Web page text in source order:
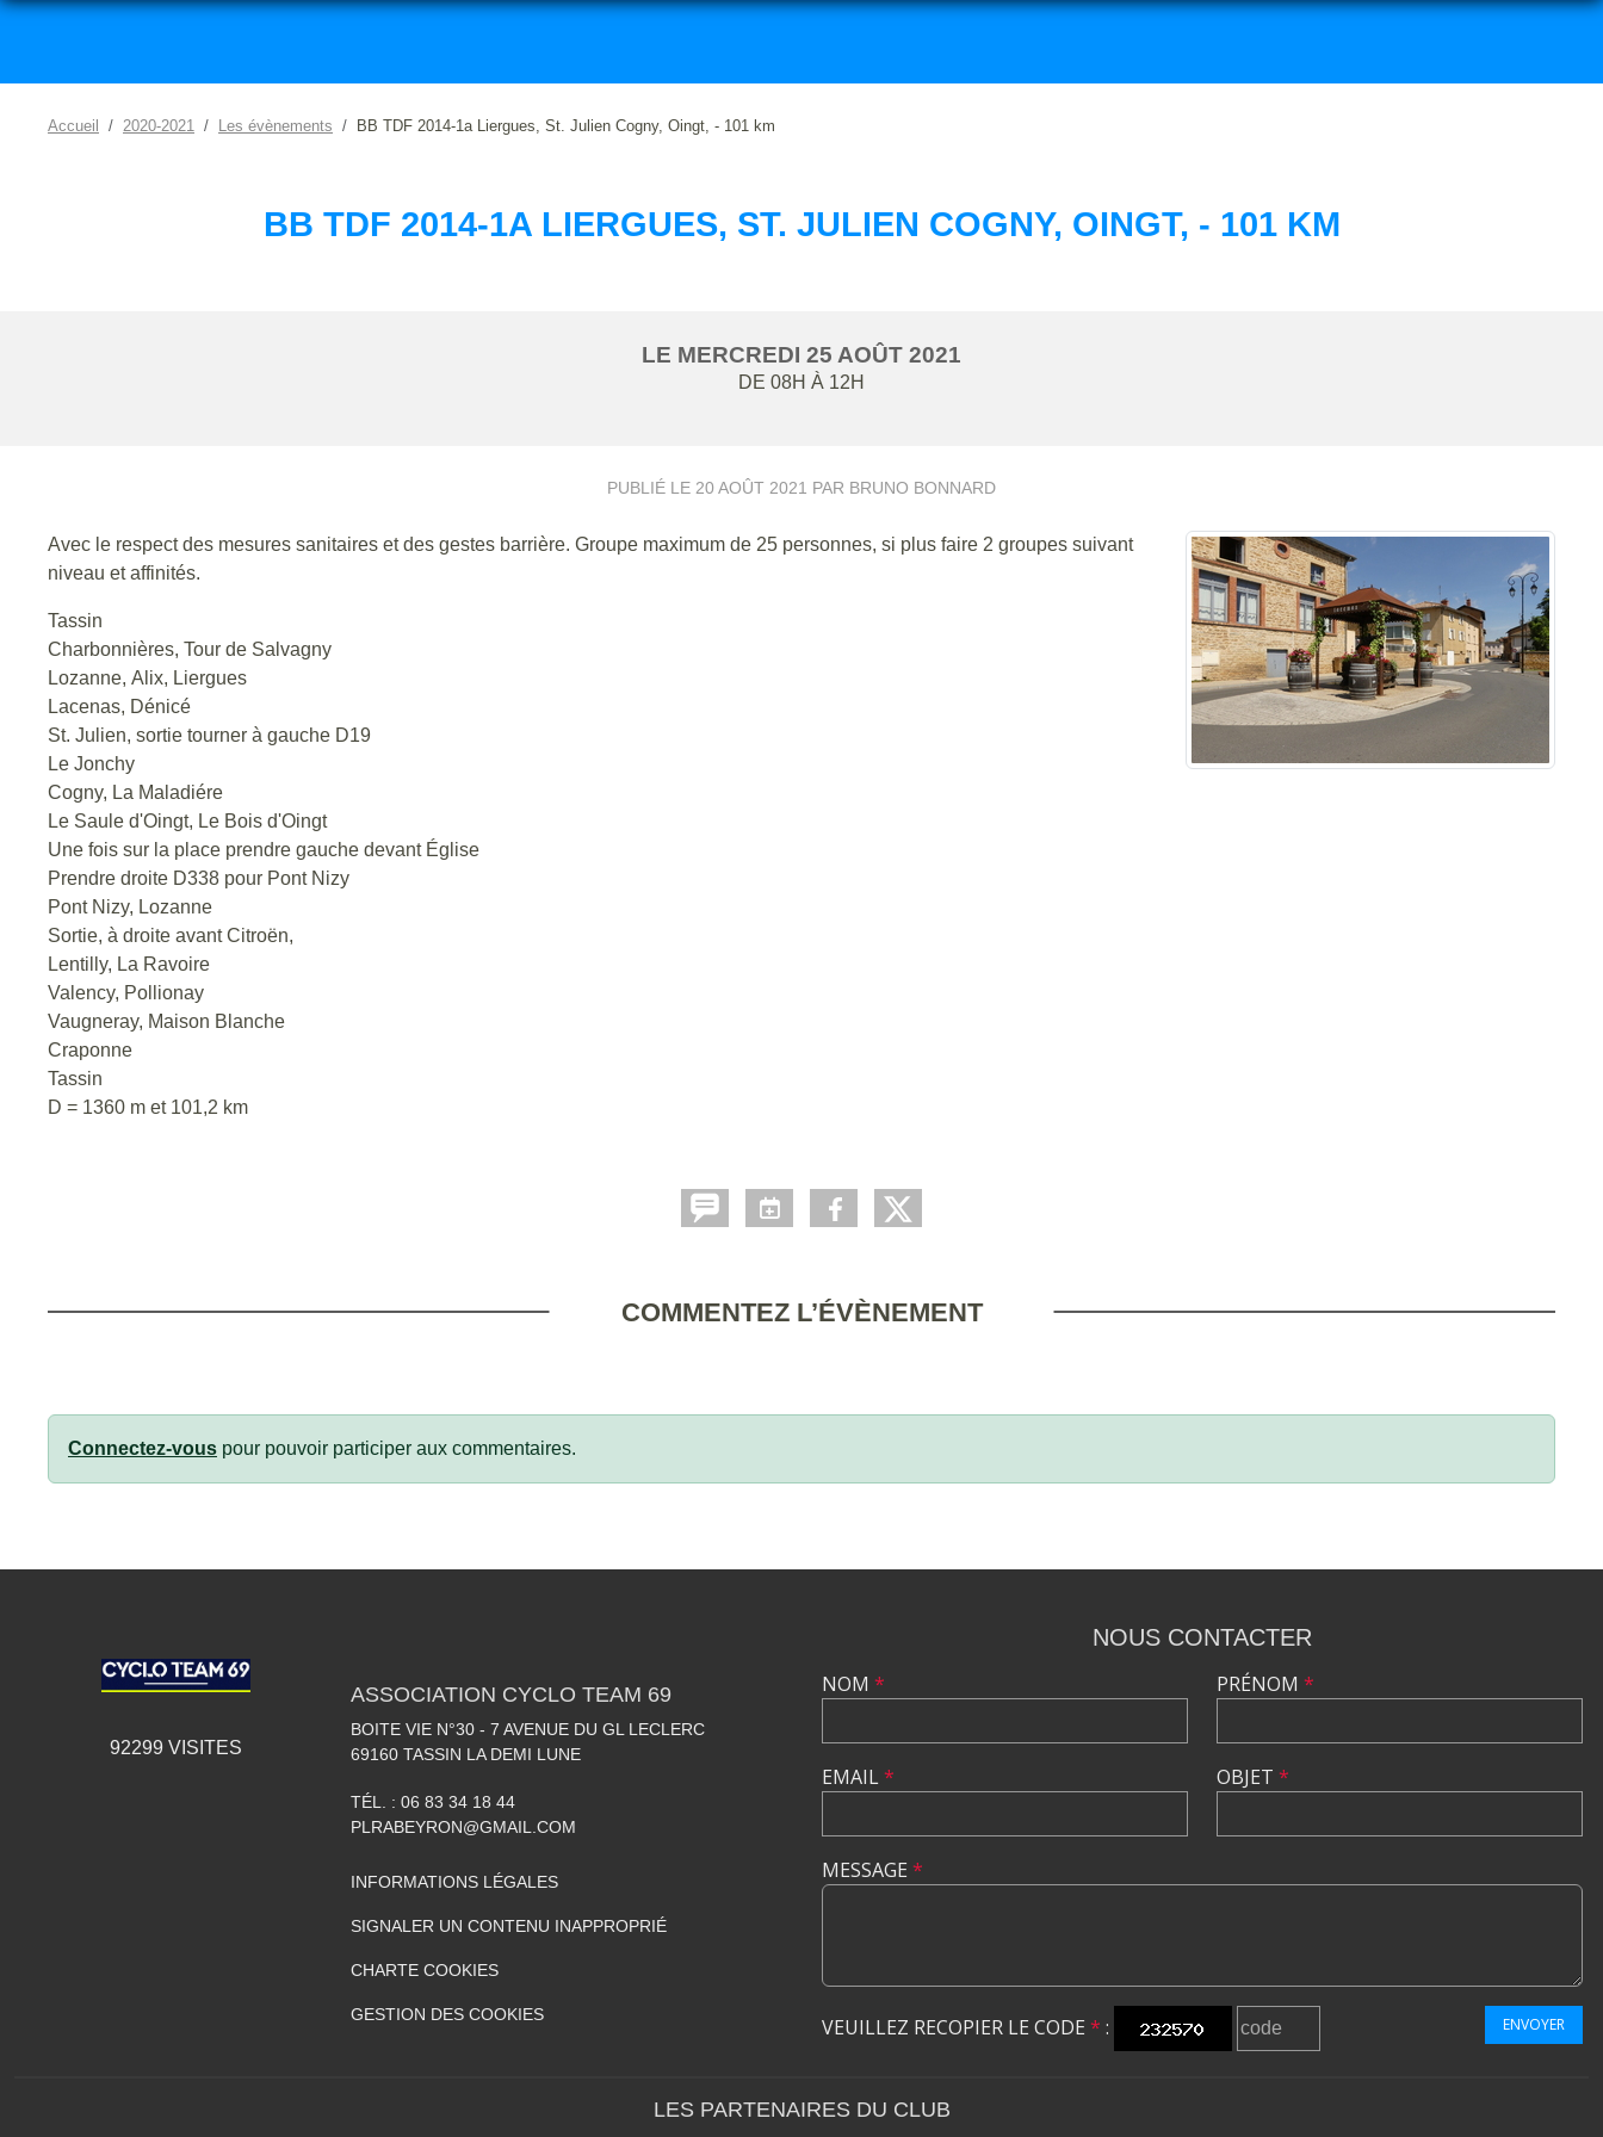
Accueil 2020-2021 Les évènements BB TDF 2014-1a Liergues, St. Julien Cogny, Oingt, - 101 km
BB TDF 2014-1A LIERGUES, ST. JULIEN COGNY, OINGT, - 101 KM
LE MERCREDI 25 AOÛT 2021
DE 08H À 12H
PUBLIÉ LE 20 AOÛT 2021 PAR BRUNO BONNARD
Avec le respect des mesures sanitaires et des gestes barrière. Groupe maximum de 25 personnes, si plus faire 2 groupes suivant
niveau et affinités.
Tassin
Charbonnières, Tour de Salvagny
Lozanne, Alix, Liergues
Lacenas, Dénicé
St. Julien, sortie tourner à gauche D19
Le Jonchy
Cogny, La Maladiére
Le Saule d'Oingt, Le Bois d'Oingt
Une fois sur la place prendre gauche devant Église
Prendre droite D338 pour Pont Nizy
Pont Nizy, Lozanne
Sortie, à droite avant Citroën,
Lentilly, La Ravoire
Valency, Pollionay
Vaugneray, Maison Blanche
Craponne
Tassin
D = 1360 m et 101,2 km
COMMENTEZ L’ÉVÈNEMENT
Connectez-vous pour pouvoir participer aux commentaires.
92299 VISITES
ASSOCIATION CYCLO TEAM 69
BOITE VIE N°30 - 7 AVENUE DU GL LECLERC
69160 TASSIN LA DEMI LUNE
TÉL. : 06 83 34 18 44
PLRABEYRON@GMAIL.COM
INFORMATIONS LÉGALES
SIGNALER UN CONTENU INAPPROPRIÉ
CHARTE COOKIES
GESTION DES COOKIES
NOUS CONTACTER
NOM *
EMAIL*
PRÉNOM *
OBJET *
MESSAGE *
VEUILLEZ RECOPIER LE CODE * : ENVOYER
LES PARTENAIRES DU CLUB